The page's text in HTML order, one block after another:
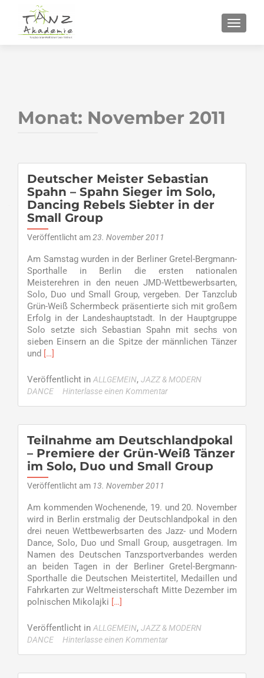
Monat: November 2011
Deutscher Meister Sebastian
Spahn – Spahn Sieger im Solo,
Dancing Rebels Siebter in der
Small Group
Veröffentlicht am23. November 2011
Am Samstag wurden in der Berliner Gretel-Bergmann-
Sporthalle in Berlin die ersten nationalen
Meisterehren in den neuen JMD-Wettbewerbsarten,
Solo, Duo und Small Group, vergeben. Der Tanzclub
Grün-Weiß Schermbeck präsentierte sich mit großem
Erfolg in der Landeshauptstadt. In der Hauptgruppe
Solo setzte sich Sebastian Spahn mit sechs von
sieben Einsern an die Spitze der männlichen Tänzer
und Read
about
Deutscher
Spahn
–
Spahn
Sieger
im
Solo,
Rebels
Siebter
in
der
Small
Group
[…]
Veröffentlicht in ALLGEMEIN, JAZZ & MODERN
DANCE
Hinterlasse einen Kommentar
Teilnahme am Deutschlandpokal
– Premiere der Grün-Weiß Tänzer
im Solo, Duo und Small Group
Veröffentlicht am 13. November 2011
Am kommenden Wochenende, 19. und 20. November
wird in Berlin erstmalig der Deutschlandpokal in den
drei neuen Wettbewerbsarten des Jazz- und Modern
Dance, Solo, Duo und Small Group, ausgetragen. Im
Namen des Deutschen Tanzsportverbandes werden
an beiden Tagen in der Berliner Gretel-Bergmann-
Sporthalle die Deutschen Meistertitel, Medaillen und
Fahrkarten zur Weltmeisterschaft Mitte Dezember im
polnischen Mikolajki Read
about
Teilnahme
–
[…]
Veröffentlicht in ALLGEMEIN, JAZZ & MODERN
DANCE
Hinterlasse einen Kommentar